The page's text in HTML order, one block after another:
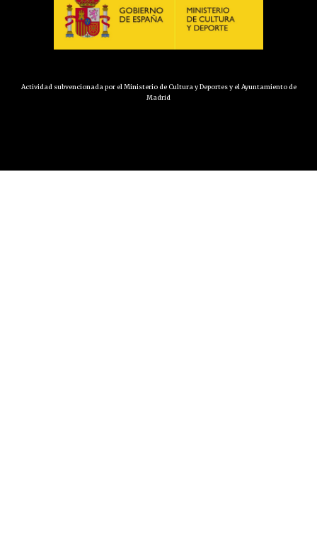
Actividad subvencionada por el Ministerio de Cultura y Deportes y el Ayuntamiento de
Madrid